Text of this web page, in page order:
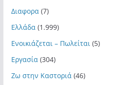
Διαφορα (7)
Ελλάδα (1.999)
Ενοικιάζεται – Πωλείται (5)
Εργασία (304)
Ζω στην Καστοριά (46)